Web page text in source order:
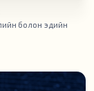
болон эдийн